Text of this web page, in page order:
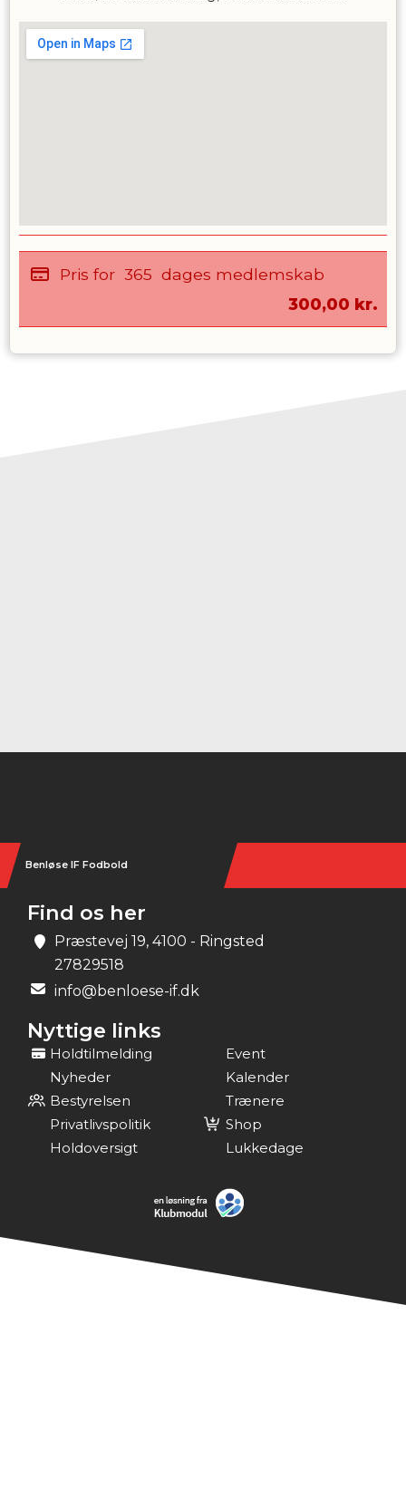
Pris for 365 dages medlemskab
300,00 kr.
Benløse IF Fodbold
Find os her
Præstevej 19, 4100 - Ringsted
27829518
info@benloese-if.dk
Nyttige links
Holdtilmelding
Event
Nyheder
Kalender
Bestyrelsen
Trænere
Privatlivspolitik
Shop
Holdoversigt
Lukkedage